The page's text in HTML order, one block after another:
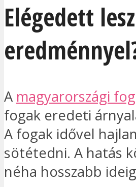
Elégedett
A magyarországi
fogak eredeti
A fogak idővel
sötétedni. A hatás
néha hosszabb